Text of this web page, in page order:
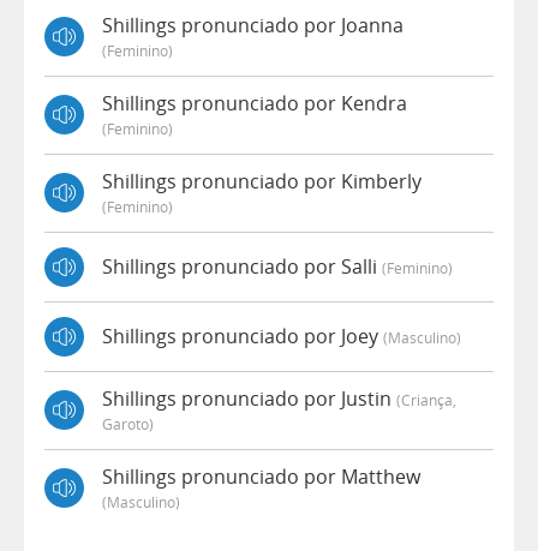
Shillings pronunciado por Joanna
(feminino)
Shillings pronunciado por Kendra
(feminino)
Shillings pronunciado por Kimberly
(feminino)
Shillings pronunciado por Salli (feminino)
Shillings pronunciado por Joey (masculino)
Shillings pronunciado por Justin (criança,
Garoto)
Shillings pronunciado por Matthew
(masculino)